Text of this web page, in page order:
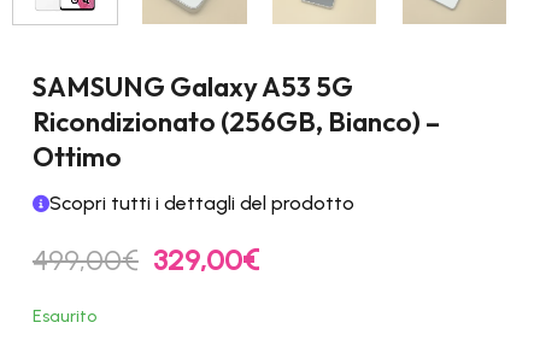
SAMSUNG Galaxy A53 5G
Ricondizionato (256GB, Bianco) –
Ottimo
Scopri tutti i dettagli del prodotto
499,00€ Il
prezzo
329,00€Il
Esaurito